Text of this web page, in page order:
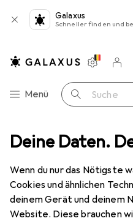
Deine Daten.
Wenn du nur das Nötigste
Cookies und ähnlichen
deinem Gerät und deinem
Website. Diese brauchen
Galaxus
Schneller finden und
Navigation nach Kategorien
Menü Suche
Merklisten
Warenkorb
Zubehör
Schweissgerät
Produkte Forum